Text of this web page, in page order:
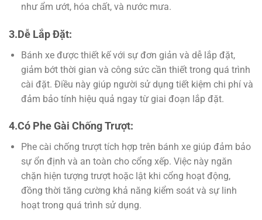
như ẩm ướt, hóa chất, và nước mưa.
3.Dễ Lắp Đặt:
Bánh xe được thiết kế với sự đơn giản và dễ lắp đặt,
giảm bớt thời gian và công sức cần thiết trong quá trình
cài đặt. Điều này giúp người sử dụng tiết kiệm chi phí và
đảm bảo tính hiệu quả ngay từ giai đoạn lắp đặt.
4.Có Phe Gài Chống Trượt:
Phe cài chống trượt tích hợp trên bánh xe giúp đảm bảo
sự ổn định và an toàn cho cổng xếp. Việc này ngăn
chặn hiện tượng trượt hoặc lật khi cổng hoạt động,
đồng thời tăng cường khả năng kiểm soát và sự linh
hoạt trong quá trình sử dụng.